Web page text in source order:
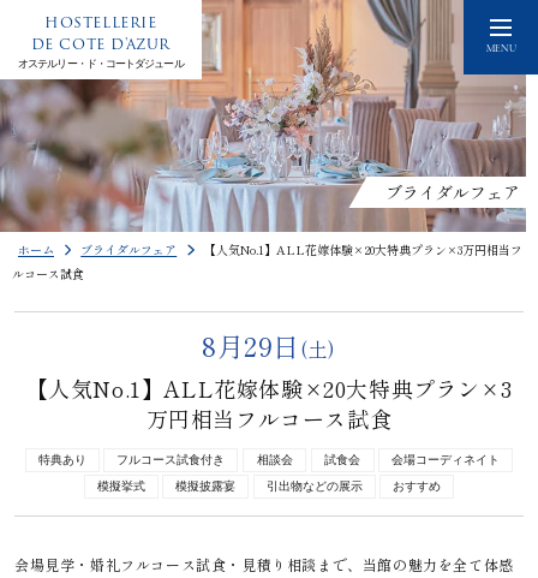
MENU
HOSTELLERIE
DE COTE D'AZUR
オステルリー・ド・コートダジュール
ブライダルフェア
ホーム ブライダルフェア
【人気No.1】ALL花嫁体験×20大特典プラン×3万円相当フ
ルコース試食
8月29日 (土)
【人気No.1】ALL花嫁体験×20大特典プラン×3
万円相当フルコース試食
特典あり フルコース試食付き 相談会 試食会
会場コーディネイト
模擬挙式
模擬披露宴 引出物などの展示 おすすめ
会場見学・婚礼フルコース試食・見積り相談まで、当館の魅力を全て体感